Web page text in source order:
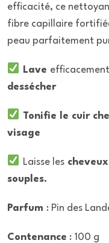
efficacité, ce
fibre capillaire
peau parfaitement
Lave
dessécher
Tonifie le cuir
visage
Laisse les
souples.
Parfum : Pin des
Contenance : 100 g